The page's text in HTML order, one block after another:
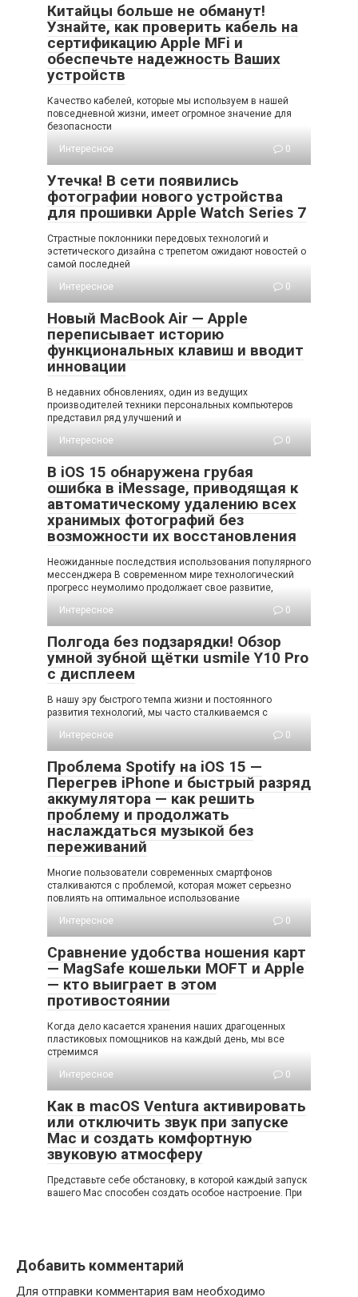
Китайцы больше не обманут!
Узнайте, как проверить кабель на
сертификацию Apple MFi и
обеспечьте надежность Ваших
устройств
Качество кабелей, которые мы используем в нашей
повседневной жизни, имеет огромное значение для
безопасности
Интересное
0
Утечка! В сети появились
фотографии нового устройства
для прошивки Apple Watch Series 7
Страстные поклонники передовых технологий и
эстетического дизайна с трепетом ожидают новостей о
самой последней
Интересное
0
Новый MacBook Air — Apple
переписывает историю
функциональных клавиш и вводит
инновации
В недавних обновлениях, один из ведущих
производителей техники персональных компьютеров
представил ряд улучшений и
Интересное
0
В iOS 15 обнаружена грубая
ошибка в iMessage, приводящая к
автоматическому удалению всех
хранимых фотографий без
возможности их восстановления
Неожиданные последствия использования популярного
мессенджера В современном мире технологический
прогресс неумолимо продолжает свое развитие,
Интересное
0
Полгода без подзарядки! Обзор
умной зубной щётки usmile Y10 Pro
с дисплеем
В нашу эру быстрого темпа жизни и постоянного
развития технологий, мы часто сталкиваемся с
Интересное
0
Проблема Spotify на iOS 15 —
Перегрев iPhone и быстрый разряд
аккумулятора — как решить
проблему и продолжать
наслаждаться музыкой без
переживаний
Многие пользователи современных смартфонов
сталкиваются с проблемой, которая может серьезно
повлиять на оптимальное использование
Интересное
0
Сравнение удобства ношения карт
— MagSafe кошельки MOFT и Apple
— кто выиграет в этом
противостоянии
Когда дело касается хранения наших драгоценных
пластиковых помощников на каждый день, мы все
стремимся
Интересное
0
Как в macOS Ventura активировать
или отключить звук при запуске
Mac и создать комфортную
звуковую атмосферу
Представьте себе обстановку, в которой каждый запуск
вашего Mac способен создать особое настроение. При
Добавить комментарий
Для отправки комментария вам необходимо